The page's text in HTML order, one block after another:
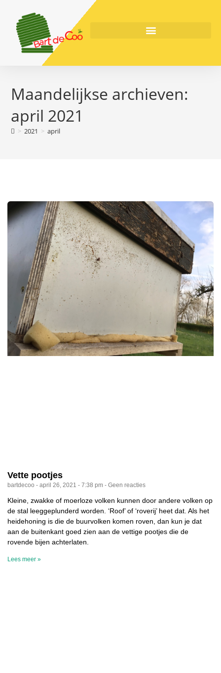
Maandelijkse archieven:
april 2021
> 2021 > april
Vette pootjes
bartdecoo april 26, 2021 7:38 pm Geen reacties
Kleine, zwakke of moerloze volken kunnen door andere volken op
de stal leeggeplunderd worden. ‘Roof’ of ‘roverij’ heet dat. Als het
heidehoning is die de buurvolken komen roven, dan kun je dat
aan de buitenkant goed zien aan de vettige pootjes die de
rovende bijen achterlaten.
Lees meer »